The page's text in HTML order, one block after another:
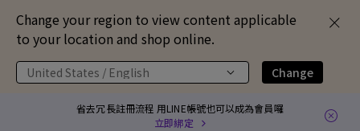
Change your region to view content applicable
to your location and shop online.
United States / English Change
省去冗長註冊流程 用LINE帳號也可以成為會員囉
立即綁定